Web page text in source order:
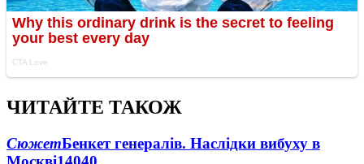
ЧИТАЙТЕ ТАКОЖ
СюжетБенкет генералів. Наслідки вибуху в